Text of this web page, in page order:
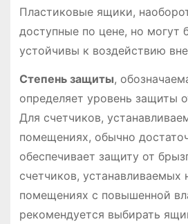
Пластиковые ящики,
доступные по цене, но могут
устойчивы к воздействию
Степень защиты,
определяет уровень защиты
Для счетчиков,
помещениях, обычно
обеспечивает защиту от
счетчиков, устанавливаемых
помещениях с повышенной
рекомендуется выбирать